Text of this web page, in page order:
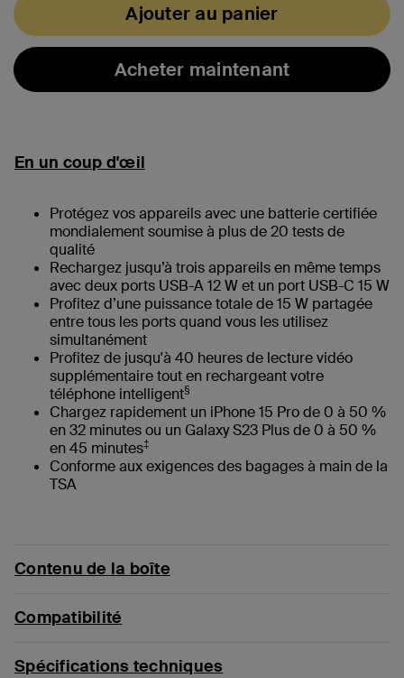
Ajouter au panier
Acheter maintenant
En un coup d'œil
Protégez vos appareils avec une batterie certifiée
mondialement soumise à plus de 20 tests de
qualité
Rechargez jusqu’à trois appareils en même temps
avec deux ports USB-A 12 W et un port USB-C 15 W
Profitez d’une puissance totale de 15 W partagée
entre tous les ports quand vous les utilisez
simultanément
Profitez de jusqu'à 40 heures de lecture vidéo
supplémentaire tout en rechargeant votre
téléphone intelligent§
Chargez rapidement un iPhone 15 Pro de 0 à 50 %
en 32 minutes ou un Galaxy S23 Plus de 0 à 50 %
en 45 minutes‡
Conforme aux exigences des bagages à main de la
TSA
Contenu de la boîte
Compatibilité
Spécifications techniques